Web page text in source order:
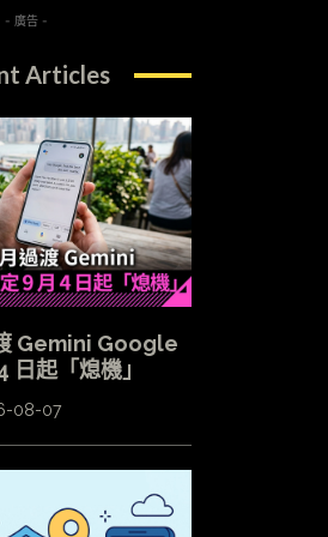
- 廣告 -
Articles
Gemini Google
日起「熄機」
08-07